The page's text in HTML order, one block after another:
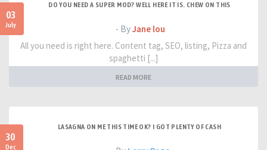
03
July
DO YOU NEED A SUPER MOD? WELL HERE IT IS. CHEW ON THIS
- ByJane lou
All you need is right here. Content tag, SEO, listing, Pizza and
spaghetti [...]
READ MORE
30
Dec
LASAGNA ON ME THIS TIME OK? I GOT PLENTY OF CASH